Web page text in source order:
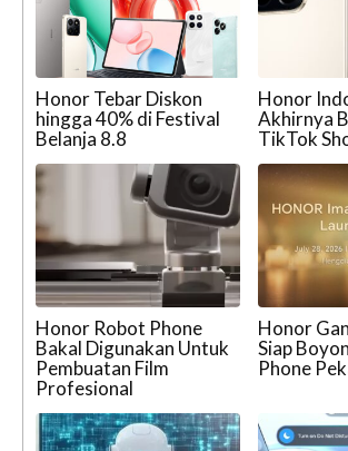
Honor Tebar Diskon
hingga 40% di Festival
Belanja 8.8
Honor
Akhirnya
TikTok
Honor Robot Phone
Bakal Digunakan Untuk
Pembuatan Film
Profesional
Honor
Siap
Phone